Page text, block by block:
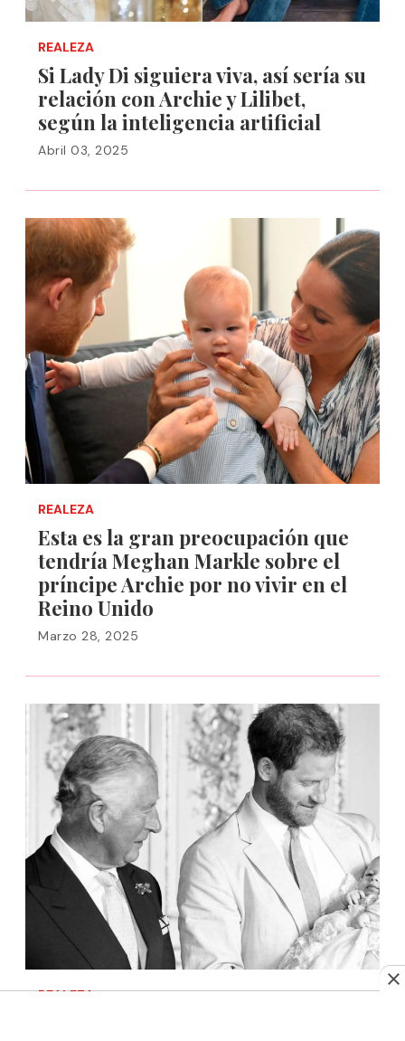
REALEZA
Si Lady Di siguiera viva, así sería su
relación con Archie y Lilibet,
según la inteligencia artificial
Abril 03, 2025
REALEZA
Esta es la gran preocupación que
tendría Meghan Markle sobre el
príncipe Archie por no vivir en el
Reino Unido
Marzo 28, 2025
REALEZA